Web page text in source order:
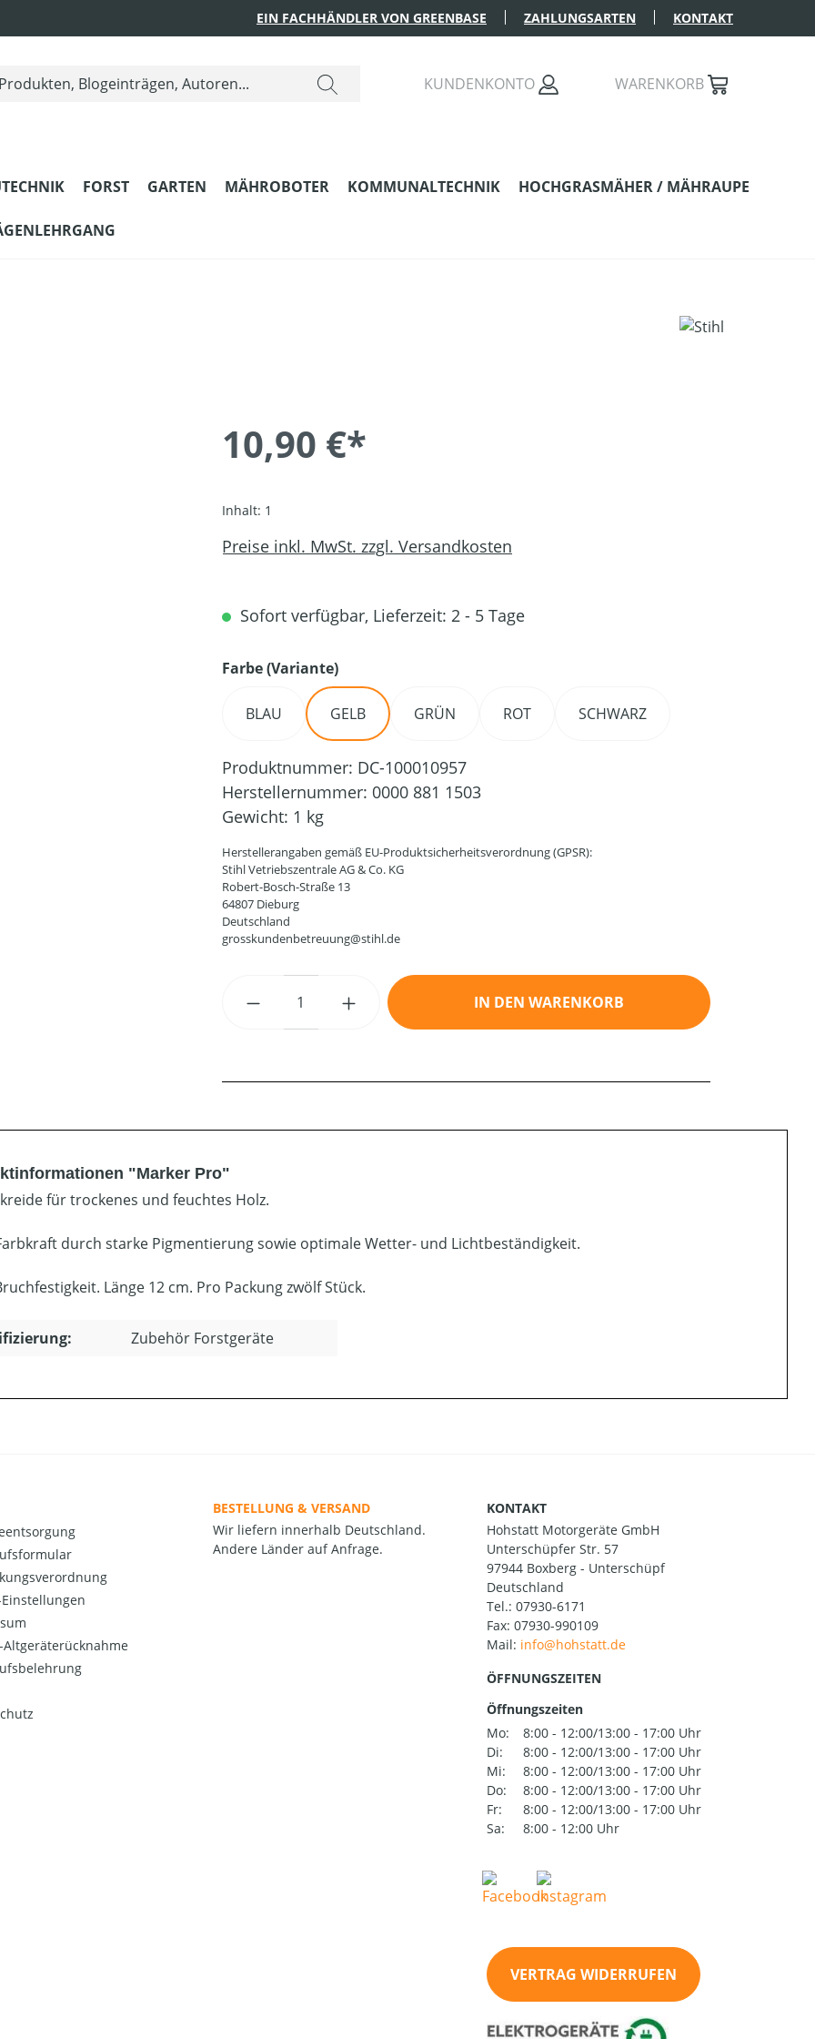
EIN FACHHÄNDLER VON GREENBASE ZAHLUNGSARTEN KONTAKT
KUNDENKONTO WARENKORB
FORST GARTEN MÄHROBOTER KOMMUNALTECHNIK HOCHGRASMÄHER / MÄHRAUPE
10,90 €*
Inhalt: 1
Preise inkl. MwSt. zzgl. Versandkosten
Sofort verfügbar, Lieferzeit: 2 - 5 Tage
Farbe (Variante)auswählen
BLAU GELB GRÜN ROT SCHWARZ
Produktnummer: DC-100010957
Herstellernummer: 0000 881 1503
Gewicht: 1 kg
Herstellerangaben gemäß EU-Produktsicherheitsverordnung (GPSR):
Stihl Vetriebszentrale AG & Co. KG
Robert-Bosch-Straße 13
64807 Dieburg
Deutschland
grosskundenbetreuung@stihl.de
Produkt Anzahl: Gib den gewünschten Wert ein oder
IN DEN WARENKORB
"Marker Pro"
für trockenes und feuchtes Holz.
durch starke Pigmentierung sowie optimale Wetter- und Lichtbeständigkeit.
Länge 12 cm. Pro Packung zwölf Stück.
Zubehör Forstgeräte
Einstellungen
Altgeräterücknahme
BESTELLUNG & VERSAND
Wir liefern innerhalb Deutschland.
Andere Länder auf Anfrage.
KONTAKT
Hohstatt Motorgeräte GmbH
Unterschüpfer Str. 57
97944 Boxberg - Unterschüpf
Deutschland
Tel.: 07930-6171
Fax: 07930-990109
Mail:
ÖFFNUNGSZEITEN
Öffnungszeiten
Mo:
8:00 - 12:00/13:00 - 17:00 Uhr
Di:
8:00 - 12:00/13:00 - 17:00 Uhr
Mi:
8:00 - 12:00/13:00 - 17:00 Uhr
Do:
8:00 - 12:00/13:00 - 17:00 Uhr
Fr:
8:00 - 12:00/13:00 - 17:00 Uhr
Sa:
8:00 - 12:00 Uhr
VERTRAG WIDERRUFEN